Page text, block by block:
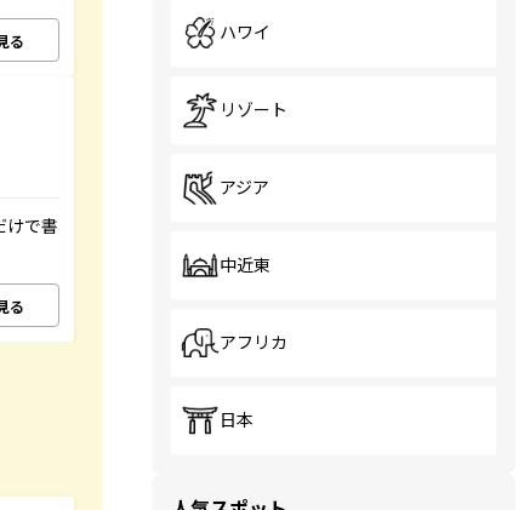
る
けで書
る
ハワイ
リゾート
アジア
中近東
アフリカ
日本